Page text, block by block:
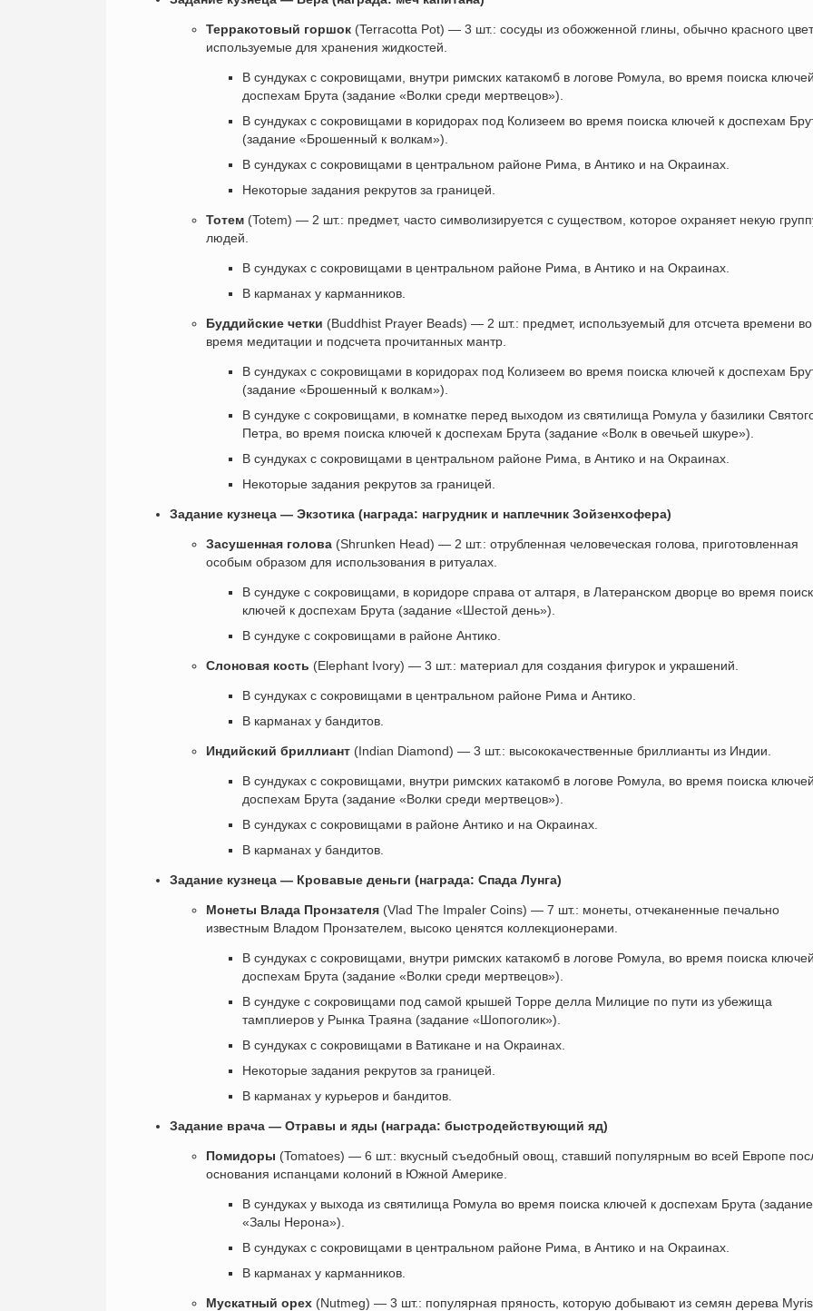
Терракотовый горшок (Terracotta Pot) — 3 шт.: сосуды из обожженной глины, обычно красного
используемые для хранения жидкостей.
В сундуках с сокровищами, внутри римских катакомб в логове Ромула, во время поиска
доспехам Брута (задание «Волки среди мертвецов»).
В сундуках с сокровищами в коридорах под Колизеем во время поиска ключей к доспехам
(задание «Брошенный к волкам»).
В сундуках с сокровищами в центральном районе Рима, в Антико и на Окраинах.
Некоторые задания рекрутов за границей.
Тотем (Totem) — 2 шт.: предмет, часто символизируется с существом, которое охраняет некую
людей.
В сундуках с сокровищами в центральном районе Рима, в Антико и на Окраинах.
В карманах у карманников.
Буддийские четки (Buddhist Prayer Beads) — 2 шт.: предмет, используемый для отсчета времени во
время медитации и подсчета прочитанных мантр.
В сундуках с сокровищами в коридорах под Колизеем во время поиска ключей к доспехам
(задание «Брошенный к волкам»).
В сундуке с сокровищами, в комнатке перед выходом из святилища Ромула у базилики
Петра, во время поиска ключей к доспехам Брута (задание «Волк в овечьей шкуре»).
В сундуках с сокровищами в центральном районе Рима, в Антико и на Окраинах.
Некоторые задания рекрутов за границей.
Задание кузнеца — Экзотика (награда: нагрудник и наплечник Зойзенхофера)
Засушенная голова (Shrunken Head) — 2 шт.: отрубленная человеческая голова, приготовленная
особым образом для использования в ритуалах.
В сундуке с сокровищами, в коридоре справа от алтаря, в Латеранском дворце во время
ключей к доспехам Брута (задание «Шестой день»).
В сундуке с сокровищами в районе Антико.
Слоновая кость (Elephant Ivory) — 3 шт.: материал для создания фигурок и украшений.
В сундуках с сокровищами в центральном районе Рима и Антико.
В карманах у бандитов.
Индийский бриллиант (Indian Diamond) — 3 шт.: высококачественные бриллианты из Индии.
В сундуках с сокровищами, внутри римских катакомб в логове Ромула, во время поиска
доспехам Брута (задание «Волки среди мертвецов»).
В сундуках с сокровищами в районе Антико и на Окраинах.
В карманах у бандитов.
Задание кузнеца — Кровавые деньги (награда: Спада Лунга)
Монеты Влада Пронзателя (Vlad The Impaler Coins) — 7 шт.: монеты, отчеканенные печально
известным Владом Пронзателем, высоко ценятся коллекционерами.
В сундуках с сокровищами, внутри римских катакомб в логове Ромула, во время поиска
доспехам Брута (задание «Волки среди мертвецов»).
В сундуке с сокровищами под самой крышей Торре делла Милицие по пути из убежища
тамплиеров у Рынка Траяна (задание «Шопоголик»).
В сундуках с сокровищами в Ватикане и на Окраинах.
Некоторые задания рекрутов за границей.
В карманах у курьеров и бандитов.
Задание врача — Отравы и яды (награда: быстродействующий яд)
Помидоры (Tomatoes) — 6 шт.: вкусный съедобный овощ, ставший популярным во всей Европе
основания испанцами колоний в Южной Америке.
В сундуках у выхода из святилища Ромула во время поиска ключей к доспехам Брута (задание
«Залы Нерона»).
В сундуках с сокровищами в центральном районе Рима, в Антико и на Окраинах.
В карманах у карманников.
Мускатный орех (Nutmeg) — 3 шт.: популярная пряность, которую добывают из семян дерева